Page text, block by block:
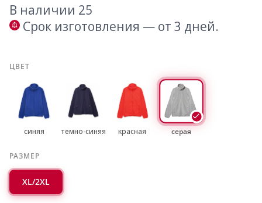
В наличии 25
Срок изготовления — от 3 дней.
ЦВЕТ
синяя темно-синяя красная серая
РАЗМЕР
XL/2XL